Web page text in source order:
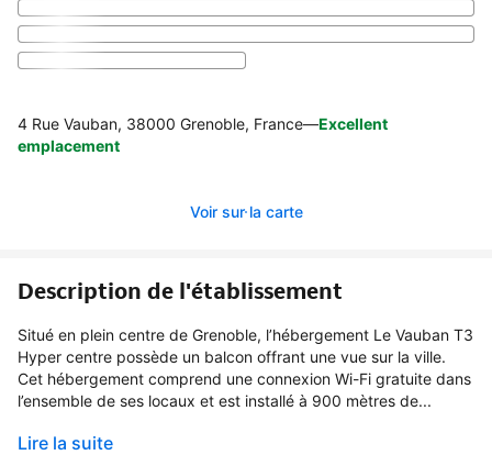
4 Rue Vauban, 38000 Grenoble, France—Excellent
emplacement
Voir sur la carte
Description de l'établissement
Situé en plein centre de Grenoble, l’hébergement Le Vauban T3
Hyper centre possède un balcon offrant une vue sur la ville.
Cet hébergement comprend une connexion Wi-Fi gratuite dans
l’ensemble de ses locaux et est installé à 900 mètres de...
Lire la suite